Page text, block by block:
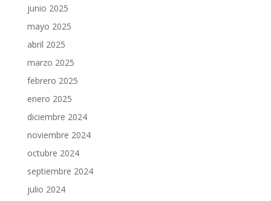
junio 2025
mayo 2025
abril 2025
marzo 2025
febrero 2025
enero 2025
diciembre 2024
noviembre 2024
octubre 2024
septiembre 2024
julio 2024